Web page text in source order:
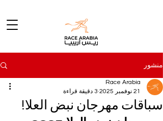
منشور
سباقات مهرجان نبض العلا!
Race Arabia
21 نوفمبر 2025
3 دقيقة قراءة